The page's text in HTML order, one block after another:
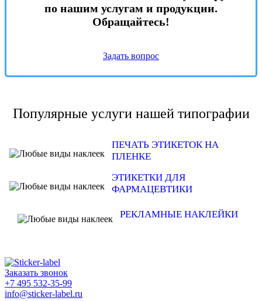
по нашим услугам и продукции.
Обращайтесь!
Задать вопрос
Популярные услуги нашей типографии
ПЕЧАТЬ ЭТИКЕТОК НА
ПЛЕНКЕ
ЭТИКЕТКИ ДЛЯ
ФАРМАЦЕВТИКИ
РЕКЛАМНЫЕ НАКЛЕЙКИ
Заказать звонок
+7 495 532-35-99
info@sticker-label.ru